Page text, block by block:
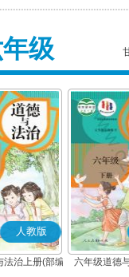
级
人教版
法治上册(部编
六年级道德